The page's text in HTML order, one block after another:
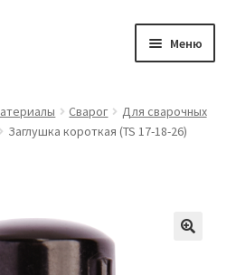
Меню
Сварог
Для сварочных
Заглушка короткая (TS 17-18-26)